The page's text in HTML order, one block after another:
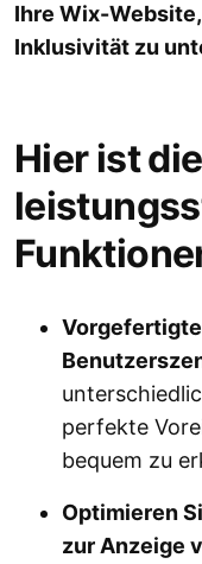
Ihre Wix-
Inklusivität zu
Hier ist
perfekte
bequem zu
Optimieren
zur Anzeige